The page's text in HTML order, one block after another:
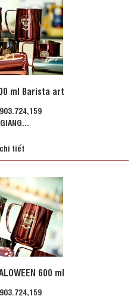
ml Barista art
tiết
600 ml